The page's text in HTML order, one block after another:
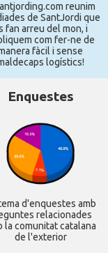
a Perpinyà
a Strasbourg
a França
reunim
de SantJordi que
fan arreu del mon, i
com fer-ne de
fàcil i sense
logí­stics!
Enquestes
d'enquestes amb
relacionades
la comunitat catalana
de l'exterior